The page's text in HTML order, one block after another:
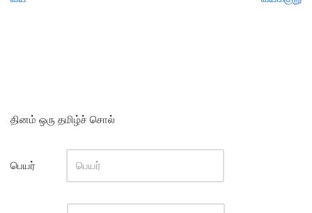
தினம் ஒரு தமிழ்ச் சொல்
பெயர்